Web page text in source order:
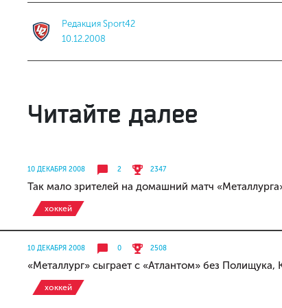
Редакция Sport42
10.12.2008
Читайте далее
10 ДЕКАБРЯ 2008 2 2347
Так мало зрителей на домашний матч
хоккей
10 ДЕКАБРЯ 2008 0 2508
«Металлург» сыграет с «Атлантом» без
хоккей